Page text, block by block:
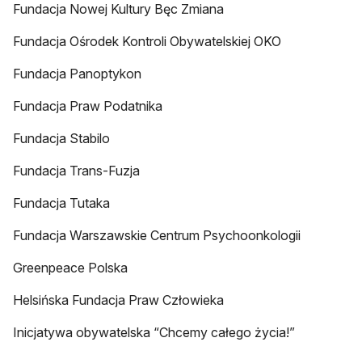
Fundacja Nowej Kultury Bęc Zmiana
Fundacja Ośrodek Kontroli Obywatelskiej OKO
Fundacja Panoptykon
Fundacja Praw Podatnika
Fundacja Stabilo
Fundacja Trans-Fuzja
Fundacja Tutaka
Fundacja Warszawskie Centrum Psychoonkologii
Greenpeace Polska
Helsińska Fundacja Praw Człowieka
Inicjatywa obywatelska “Chcemy całego życia!”